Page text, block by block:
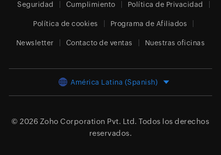
Seguridad Cumplimiento Política de Privacidad
Política de cookies Programa de Afiliados
Newsletter Contacto de ventas Nuestras oficinas
América Latina (Spanish)
© 2026 Zoho Corporation Pvt. Ltd. Todos los derechos
reservados.